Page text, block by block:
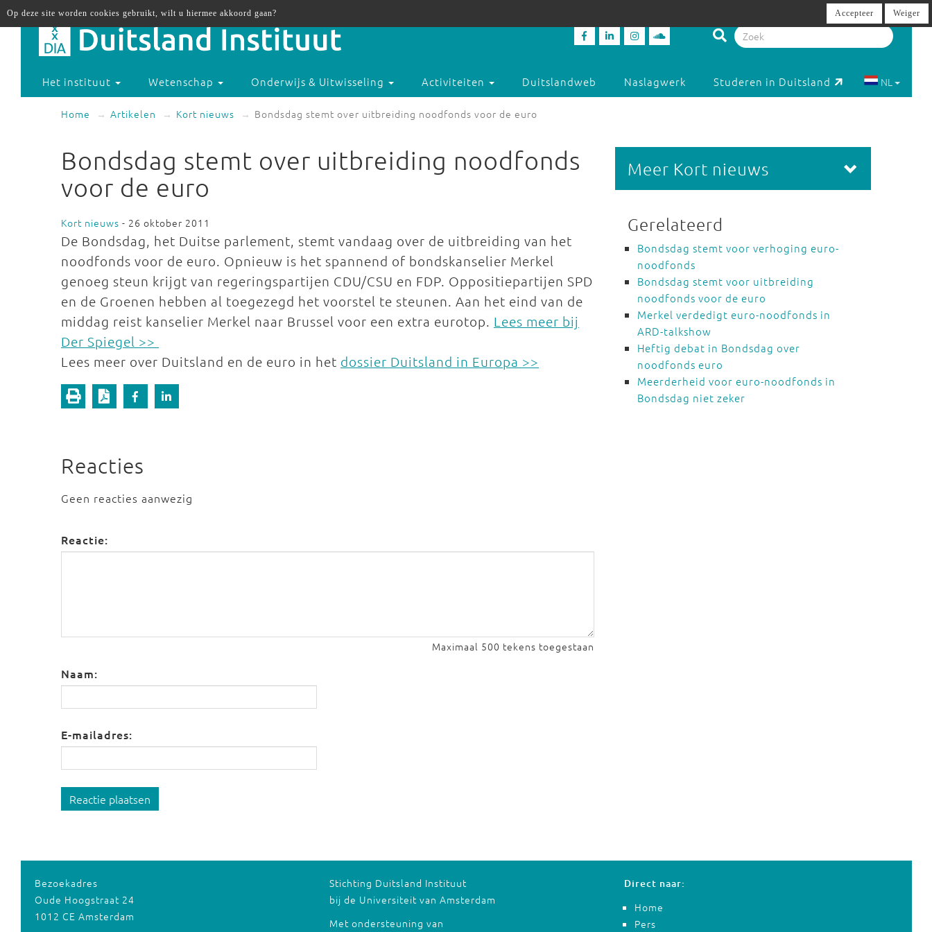
Het instituut Wetenschap Onderwijs & Uitwisseling Activiteiten Duitslandweb Naslagwerk Studeren in Duitsland NL
Home Artikelen Kort nieuws Bondsdag stemt over uitbreiding noodfonds voor de euro
Bondsdag stemt over uitbreiding noodfonds
voor de euro
Kort nieuws - 26 oktober 2011
De Bondsdag, het Duitse parlement, stemt vandaag over de uitbreiding van het
noodfonds voor de euro. Opnieuw is het spannend of bondskanselier Merkel
genoeg steun krijgt van regeringspartijen CDU/CSU en FDP. Oppositiepartijen SPD
en de Groenen hebben al toegezegd het voorstel te steunen. Aan het eind van de
middag reist kanselier Merkel naar Brussel voor een extra eurotop. Lees meer bij
Der Spiegel >>
Lees meer over Duitsland en de euro in het dossier Duitsland in Europa >>
Reacties
Geen reacties aanwezig
Reactie:
Maximaal 500 tekens toegestaan
Naam:
E-mailadres:
Reactie plaatsen
Meer Kort nieuws
Gerelateerd
Bondsdag stemt voor verhoging euro-
noodfonds
Bondsdag stemt voor uitbreiding
noodfonds voor de euro
Merkel verdedigt euro-noodfonds in
ARD-talkshow
Heftig debat in Bondsdag over
noodfonds euro
Meerderheid voor euro-noodfonds in
Bondsdag niet zeker
Bezoekadres
Oude Hoogstraat 24
1012 CE Amsterdam
Stichting Duitsland Instituut
bij de Universiteit van Amsterdam
Met ondersteuning van
Direct naar:
Home
Pers
Op deze site worden cookies gebruikt, wilt u hiermee akkoord gaan? Accepteer Weiger